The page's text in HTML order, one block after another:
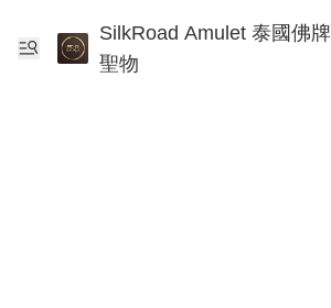
SilkRoad Amulet 泰國佛牌
聖物